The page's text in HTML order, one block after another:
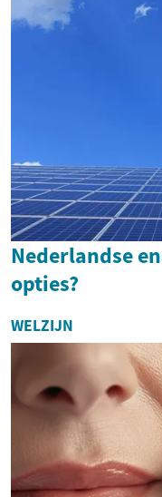
Nederlandse
opties?
WELZIJN